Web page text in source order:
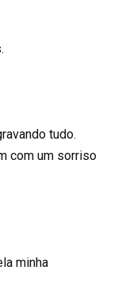
tudo.
com um sorriso
minha